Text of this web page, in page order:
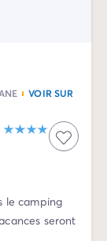
VOIR SUR
le camping
seront